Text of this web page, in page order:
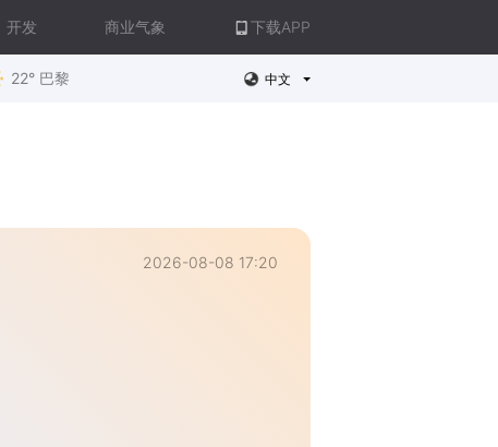
开发 商业气象 下载APP
22° 巴黎 中文
2026-08-08 17:20